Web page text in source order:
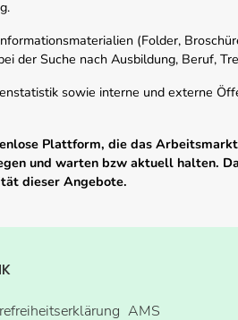
(Folder,
der Suche nach Ausbildung, Beruf,
sowie interne und externe
Plattform, die das
und warten bzw aktuell halten.
dieser Angebote.
AMS